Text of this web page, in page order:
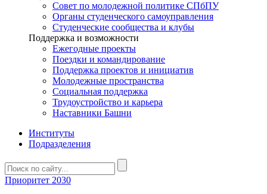
Совет по молодежной политике СПбПУ
Органы студенческого самоуправления
Студенческие сообщества и клубы
Поддержка и возможности
Ежегодные проекты
Поездки и командирование
Поддержка проектов и инициатив
Молодежные пространства
Социальная поддержка
Трудоустройство и карьера
Наставники Башни
Институты
Подразделения
Приоритет 2030